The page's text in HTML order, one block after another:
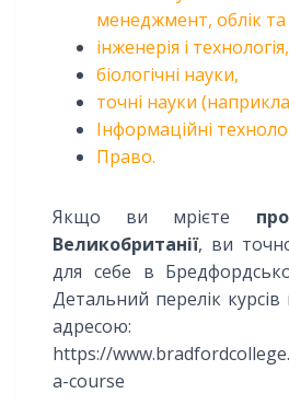
менеджмент, облік та
інженерія і технологія,
біологічні науки,
точні науки
Інформаційні
Право.
Якщо ви мрієте
Великобританії, ви
для себе в
Детальний перелік
адресою:
https://
a-course